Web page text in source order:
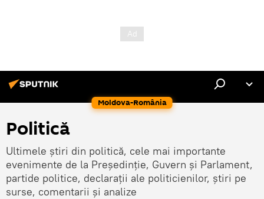
Moldova-România
Politică
Ultimele știri din politică, cele mai importante
evenimente de la Președinție, Guvern și Parlament,
partide politice, declarații ale politicienilor, știri pe
surse, comentarii și analize